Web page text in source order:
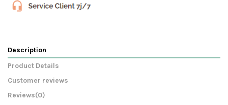
Description
Product Details
Customer reviews
Reviews(0)